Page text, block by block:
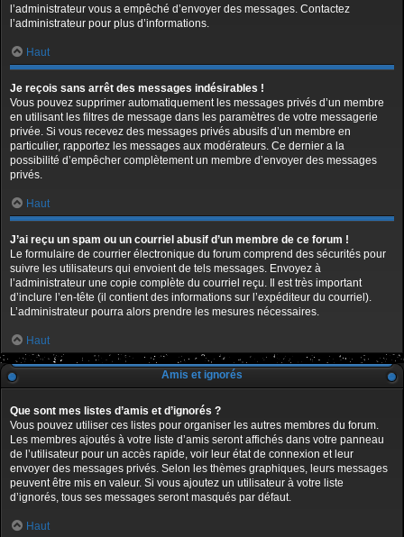
l’administrateur vous a empêché d’envoyer des messages. Contactez
l’administrateur pour plus d’informations.
Haut
Je reçois sans arrêt des messages indésirables !
Vous pouvez supprimer automatiquement les messages privés d’un membre
en utilisant les filtres de message dans les paramètres de votre messagerie
privée. Si vous recevez des messages privés abusifs d’un membre en
particulier, rapportez les messages aux modérateurs. Ce dernier a la
possibilité d’empêcher complètement un membre d’envoyer des messages
privés.
Haut
J’ai reçu un spam ou un courriel abusif d’un membre de ce forum !
Le formulaire de courrier électronique du forum comprend des sécurités pour
suivre les utilisateurs qui envoient de tels messages. Envoyez à
l’administrateur une copie complète du courriel reçu. Il est très important
d’inclure l’en-tête (il contient des informations sur l’expéditeur du courriel).
L’administrateur pourra alors prendre les mesures nécessaires.
Haut
Amis et ignorés
Que sont mes listes d’amis et d’ignorés ?
Vous pouvez utiliser ces listes pour organiser les autres membres du forum.
Les membres ajoutés à votre liste d’amis seront affichés dans votre panneau
de l’utilisateur pour un accès rapide, voir leur état de connexion et leur
envoyer des messages privés. Selon les thèmes graphiques, leurs messages
peuvent être mis en valeur. Si vous ajoutez un utilisateur à votre liste
d’ignorés, tous ses messages seront masqués par défaut.
Haut